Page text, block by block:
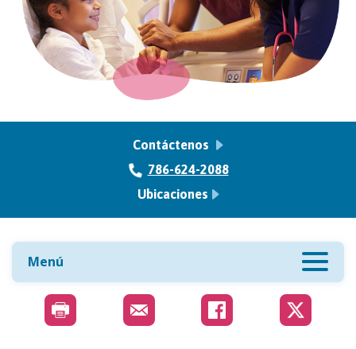
Contáctenos
786-624-2088
Ubicaciones
Menú